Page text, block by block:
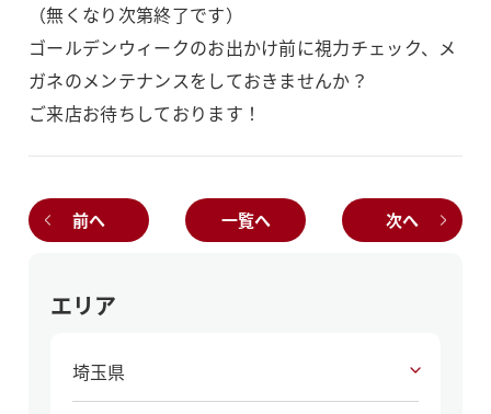
（無くなり次第終了です）
ゴールデンウィークのお出かけ前に視力チェック、メ
ガネのメンテナンスをしておきませんか？
ご来店お待ちしております！
前へ 一覧へ 次へ
エリア
埼玉県